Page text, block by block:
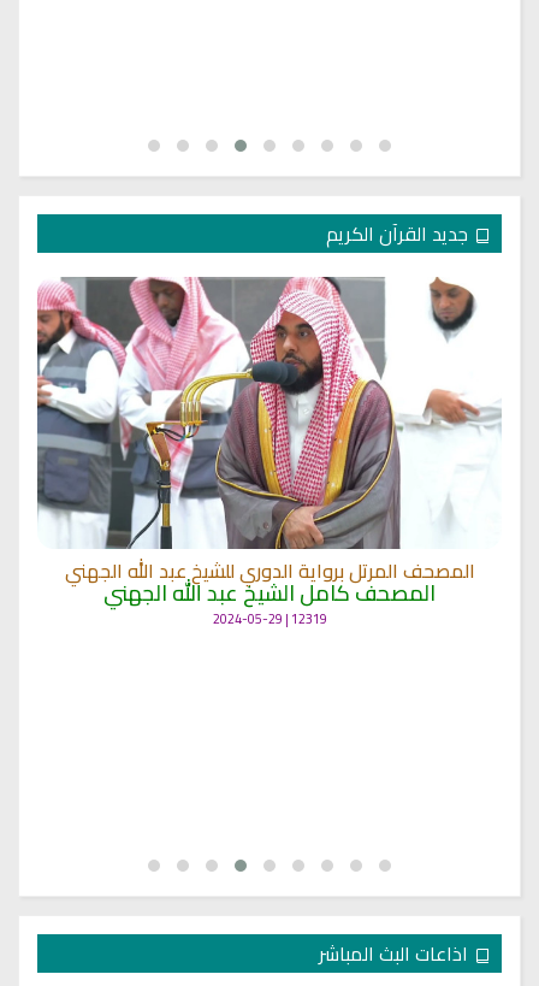
جديد القرآن الكريم
المصحف المرتل برواية الدوري للشيخ عبد الله الجهني
المصحف كامل الشيخ عبد الله الجهني
12319 | 2024-05-29
اذاعات البث المباشر